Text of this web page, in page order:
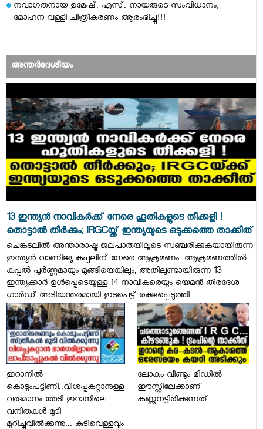
നവാഗതനായ ഉമേഷ്. എസ്. നായരുടെ സംവിധാനം;
മോഹന വള്ളി ചിത്രീകരണം ആരംഭിച്ചു!!!
അന്തര്‍ദേശീയം
13 ഇന്ത്യന്‍ നാവികര്‍ക്ക് നേരെ ഹൂതികളുടെ തീക്കളി !
തൊട്ടാല്‍ തീര്‍ക്കും; IRGCയ്ക്ക് ഇന്ത്യയുടെ ഒടുക്കത്തെ താക്കീത്
ചെങ്കടലില്‍ അന്താരാഷ്ട്ര ജലപാതയിലൂടെ സഞ്ചരിക്കുകയായിരുന്ന
ഇന്ത്യന്‍ വാണിജ്യ കപ്പലിന് നേരെ ആക്രമണം. ആക്രമണത്തില്‍
കപ്പല്‍ പൂര്‍ണ്ണമായും മുങ്ങിയെങ്കിലും, അതിലുണ്ടായിരുന്ന 13
ഇന്ത്യക്കാര്‍ ഉള്‍പ്പെടെയുള്ള 14 നാവികരെയും യെമന്‍ തീരദേശ
ഗാര്‍ഡ് അടിയന്തരമായി ഇടപെട്ട് രക്ഷപ്പെടുത്തി....
ഇറാനില്‍
കൊടുംപട്ടിണി..വിശപ്പകറ്റാനുള്ള
വരുമാനം തേടി ഇറാനിലെ
വനിതകള്‍ മുടി
മുറിച്ചുവില്‍ക്കുന്നു... കുടിവെള്ളവും
ലോകം വീണ്ടും മിഡിൽ
ഈസ്റ്റിലേക്കാണ്
കണ്ണുനട്ടിരിക്കുന്നത്